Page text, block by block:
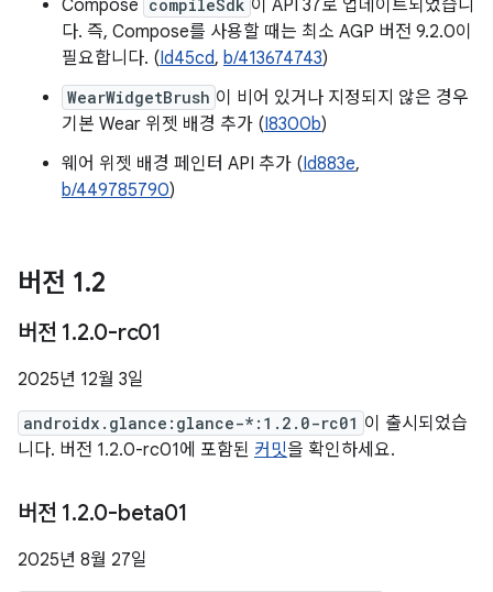
Compose compileSdk 이 API 37로 업데이트되었습니
다. 즉, Compose를 사용할 때는 최소 AGP 버전 9.2.0이
필요합니다. (Id45cd, b/413674743)
WearWidgetBrush 이 비어 있거나 지정되지 않은 경우
기본 Wear 위젯 배경 추가 (I8300b)
웨어 위젯 배경 페인터 API 추가 (Id883e,
b/449785790)
버전 1.2
버전 1.2.0-rc01
2025년 12월 3일
androidx.glance:glance-*:1.2.0-rc01 이 출시되었습
니다. 버전 1.2.0-rc01에 포함된 커밋을 확인하세요.
버전 1.2.0-beta01
2025년 8월 27일